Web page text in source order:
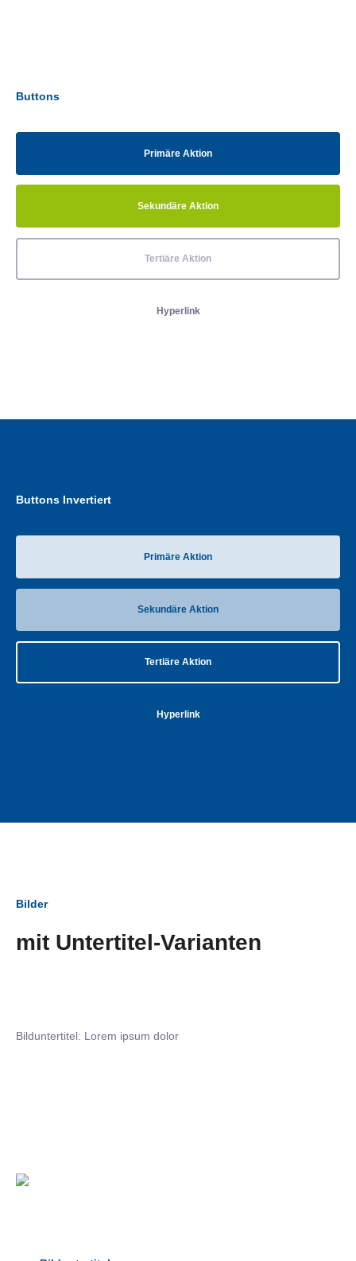
Buttons
Primäre Aktion
Sekundäre Aktion
Tertiäre Aktion
Hyperlink
Buttons Invertiert
Primäre Aktion
Sekundäre Aktion
Tertiäre Aktion
Hyperlink
Bilder
mit Untertitel-Varianten
Bilduntertitel: Lorem ipsum dolor